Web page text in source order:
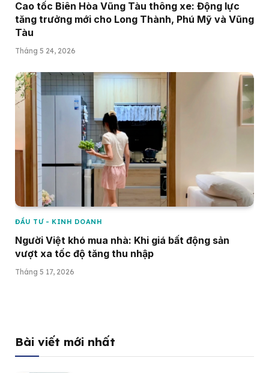
Cao tốc Biên Hòa Vũng Tàu thông xe: Động lực
tăng trưởng mới cho Long Thành, Phú Mỹ và Vũng
Tàu
Tháng 5 24, 2026
ĐẦU TƯ - KINH DOANH
Người Việt khó mua nhà: Khi giá bất động sản
vượt xa tốc độ tăng thu nhập
Tháng 5 17, 2026
Bài viết mới nhất